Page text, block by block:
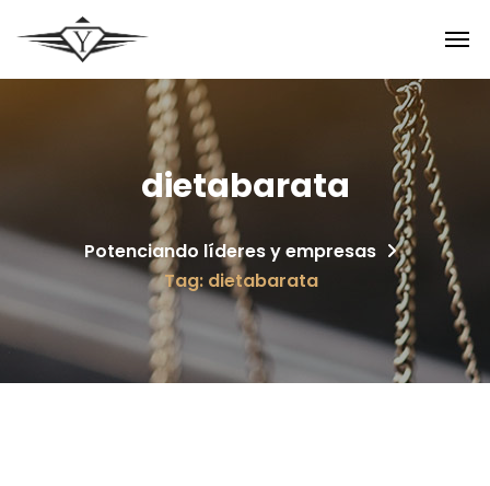
dietabarata
Potenciando líderes y empresas
Tag: dietabarata